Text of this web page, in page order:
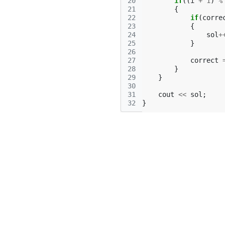
21
22
23
24
25
26
27
28
29
30
31
32
{
if(
{
sol
}
correct
}
}
cout << sol ;
}